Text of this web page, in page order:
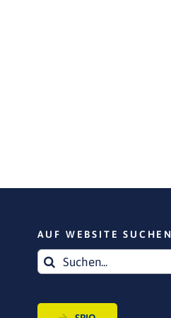
AUF WEBSITE SUCHEN
Suche
nach: